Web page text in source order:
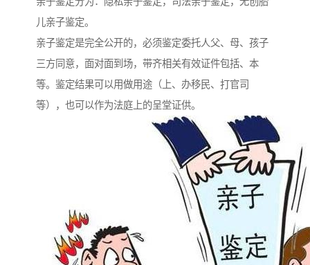
儿亲子鉴定。
亲子鉴定是完全公开的，必须鉴定委托人父、母、孩子
三方同意，面对面到场，带齐相关有效证件包括、本
等。鉴定结果可以用做用途（上、办移民、打官司
等），也可以作为法庭上的呈堂证供。